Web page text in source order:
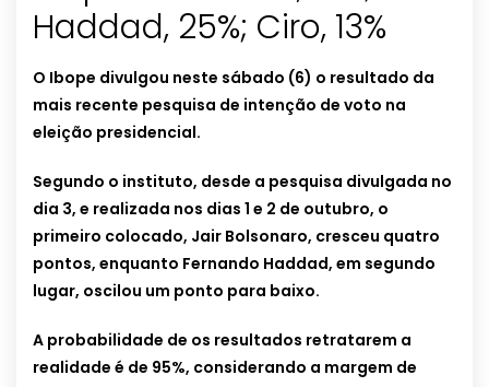
Haddad, 25%; Ciro, 13%
O Ibope divulgou neste sábado (6) o resultado da
mais recente pesquisa de intenção de voto na
eleição presidencial.
Segundo o instituto, desde a pesquisa divulgada no
dia 3, e realizada nos dias 1 e 2 de outubro, o
primeiro colocado, Jair Bolsonaro, cresceu quatro
pontos, enquanto Fernando Haddad, em segundo
lugar, oscilou um ponto para baixo.
A probabilidade de os resultados retratarem a
realidade é de 95%, considerando a margem de